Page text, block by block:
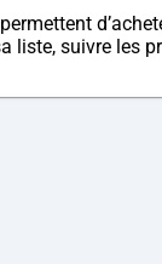
liste, suivre les